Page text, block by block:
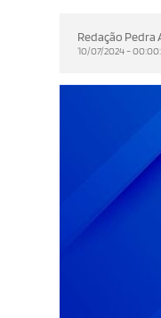
Redação Pedra
10/07/2024 -